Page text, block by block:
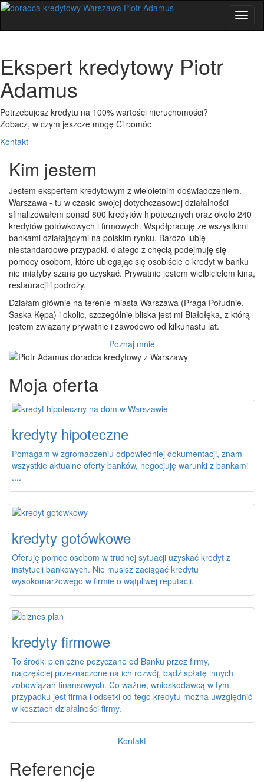
Skip
content
Ekspert kredytowy Piotr
Adamus
Potrzebujesz kredytu na 100% wartości nieruchomości?
Zobacz, w czym jeszcze mogę Ci pomóc
Kontakt
Kim jestem
Jestem ekspertem kredytowym z wieloletnim doświadczeniem.
Warszawa - tu w czasie swojej dotychczasowej działalności
sfinalizowałem ponad 800 kredytów hipotecznych oraz około 240
kredytów gotówkowych i firmowych. Współpracuję ze wszystkimi
bankami działającymi na polskim rynku. Bardzo lubię
niestandardowe przypadki, dlatego z chęcią podejmuję się
pomocy osobom, które ubiegając się osobiście o kredyt w banku
nie miałyby szans go uzyskać. Prywatnie jestem wielbicielem kina,
restauracji i podróży.
Działam głównie na terenie miasta Warszawa (Praga Południe,
Saska Kępa) i okolic, szczególnie bliska jest mi Białołęka, z którą
jestem związany prywatnie i zawodowo od kilkunastu lat.
Poznaj mnie
Moja oferta
kredyty hipoteczne
Pomagam w zgromadzeniu odpowiedniej dokumentacji, znam
wszystkie aktualne oferty banków, negocjuję warunki z bankami
....
kredyty gotówkowe
Oferuję pomoc osobom w trudnej sytuacji uzyskać kredyt z
instytucji bankowych. Nie musisz zaciągać kredytu
wysokomarżowego w firmie o wątpliwej reputacji.
kredyty firmowe
To środki pieniężne pożyczane od Banku przez firmy,
najczęściej przeznaczone na ich rozwój, bądź spłatę innych
zobowiązań finansowych. Co ważne, wnioskodawcą w tym
przypadku jest firma i odsetki od tego kredytu można uwzględnić
w kosztach działalności firmy.
Kontakt
Referencje